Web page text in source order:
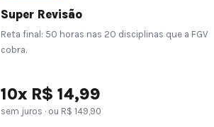
Super Revisão
Reta final: 50 horas nas 20 disciplinas que a FGV
cobra.
10x R$ 14,99
sem juros · ou R$ 149,90